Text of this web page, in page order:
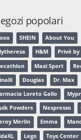
popolari
SHEIN About You
H&M Privé
Maxi Sport
Douglas Dr. Max
Loreto Gallo
Powders Nespresso
Merlin Emma
Lego Toys Center